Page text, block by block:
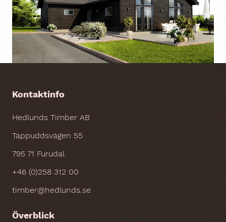
Kontaktinfo
Hedlunds Timber AB
Tappuddsvägen 55
795 71 Furudal
+46 (0)258 312 00
timber@hedlunds.se
Överblick